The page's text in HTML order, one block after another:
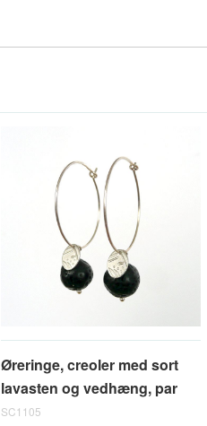
Øreringe, creoler med sort
lavasten og vedhæng, par
SC1105